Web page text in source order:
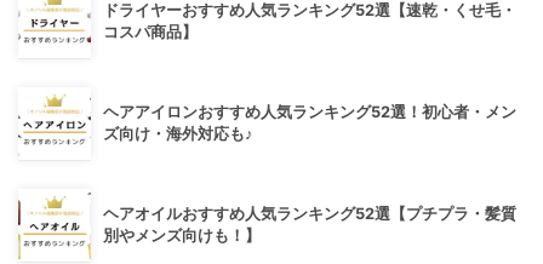
ドライヤーおすすめ人気ランキング52選【速乾・くせ毛・
コスパ商品】
ヘアアイロンおすすめ人気ランキング52選！初心者・メン
ズ向け・海外対応も♪
ヘアオイルおすすめ人気ランキング52選【プチプラ・髪質
別やメンズ向けも！】